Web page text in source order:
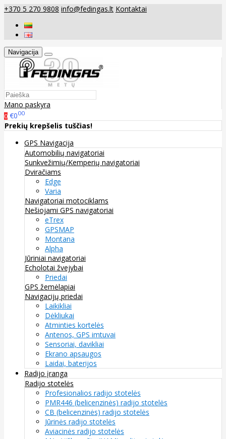
+370 5 270 9808 info@fedingas.lt Kontaktai
Navigacija
Mano paskyra
0 €000
Prekių krepšelis tuščias!
GPS Navigacija
Automobilių navigatoriai
Sunkvežimių/Kemperių navigatoriai
Dviračiams
Edge
Varia
Navigatoriai motociklams
Nešiojami GPS navigatoriai
eTrex
GPSMAP
Montana
Alpha
Jūriniai navigatoriai
Echolotai žvejybai
Priedai
GPS žemėlapiai
Navigacijų priedai
Laikikliai
Dėkliukai
Atminties kortelės
Antenos, GPS imtuvai
Sensoriai, davikliai
Ekrano apsaugos
Laidai, baterijos
Radijo įranga
Radijo stotelės
Profesionalios radijo stotelės
PMR446 (belicenzinės) radijo stotelės
CB (belicenzinės) radijo stotelės
Jūrinės radijo stotelės
Aviacinės radijo stotelės